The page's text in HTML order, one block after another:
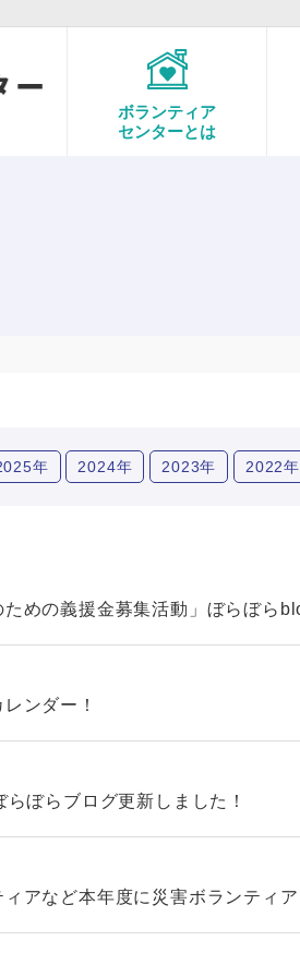
ボランティア
センターとは
年 2024年 2023年 2022年
めの義援金募集活動」ぼらぼら
ンダー！
ぼらブログ更新しました！
アなど本年度に災害ボランティ